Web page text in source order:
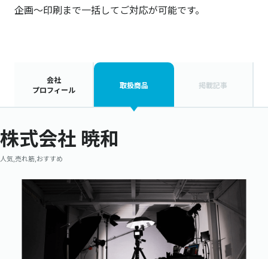
企画～印刷まで一括してご対応が可能です。
会社
プロフィール
取扱商品 掲載記事
株式会社 暁和
人気,売れ筋,おすすめ